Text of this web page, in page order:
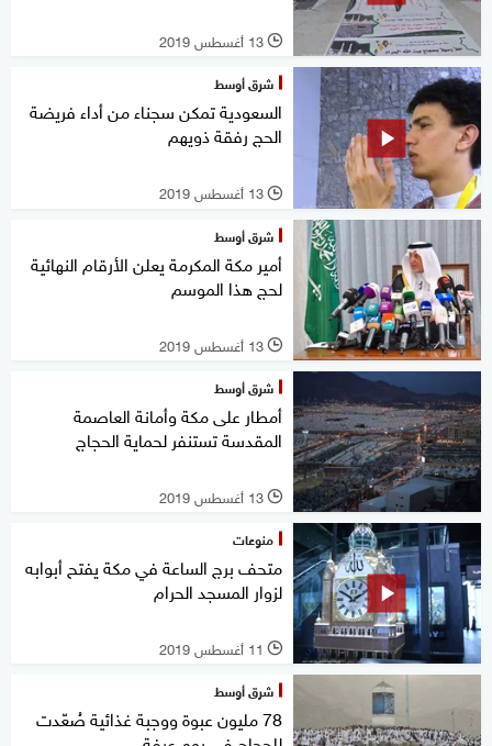
l 13 أغسطس 2019
شرق أوسط
السعودية تمكن سجناء من أداء فريضة
الحج رفقة ذويهم
l 13 أغسطس 2019
شرق أوسط
أمير مكة المكرمة يعلن الأرقام النهائية
لحج هذا الموسم
l 13 أغسطس 2019
شرق أوسط
أمطار على مكة وأمانة العاصمة
المقدسة تستنفر لحماية الحجاج
l 13 أغسطس 2019
منوعات
متحف برج الساعة في مكة يفتح أبوابه
لزوار المسجد الحرام
l 11 أغسطس 2019
شرق أوسط
78 مليون عبوة ووجبة غذائية صُعّدت